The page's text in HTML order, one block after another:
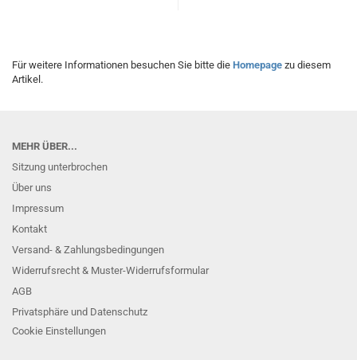
Für weitere Informationen besuchen Sie bitte die Homepage zu diesem
Artikel.
MEHR ÜBER...
Sitzung unterbrochen
Über uns
Impressum
Kontakt
Versand- & Zahlungsbedingungen
Widerrufsrecht & Muster-Widerrufsformular
AGB
Privatsphäre und Datenschutz
Cookie Einstellungen